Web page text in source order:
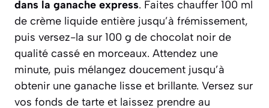
dans la ganache express. Faites chauffer 100 ml
de crème liquide entière jusqu’à frémissement,
puis versez-la sur 100 g de chocolat noir de
qualité cassé en morceaux. Attendez une
minute, puis mélangez doucement jusqu’à
obtenir une ganache lisse et brillante. Versez sur
vos fonds de tarte et laissez prendre au